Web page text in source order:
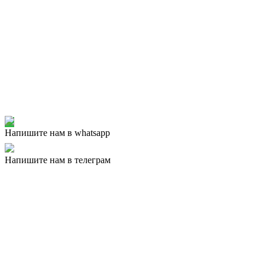
Напишите нам в whatsapp
Напишите нам в телеграм